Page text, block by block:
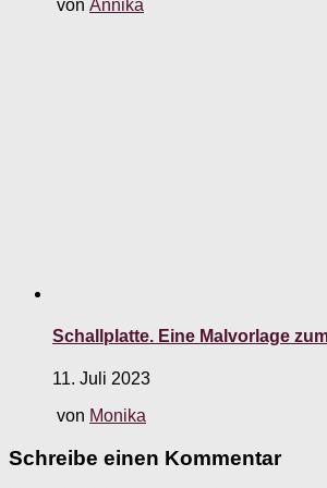
von Annika
Schallplatte. Eine Malvorlage
11. Juli 2023
von Monika
Schreibe einen Kommentar